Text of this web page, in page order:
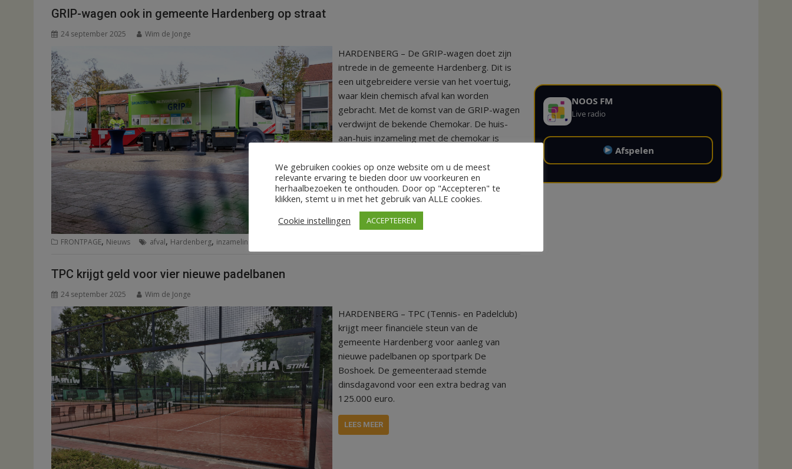
GRIP-wagen ook in gemeente Hardenberg op straat
24 september 2025 Wim de Jonge
HARDENBERG – De GRIP-wagen doet zijn
intrede in de gemeente Hardenberg. Dit is
een uitgebreidere versie van het voertuig,
waar klein chemisch afval kan worden
gebracht. Met de komst van de GRIP-wagen
verdwijnt de bekende Chemokar. De huis-
aan-huis inzameling met de chemokar is
LEES MEER
FRONTPAGE, Nieuws afval, Hardenberg, inzameling
TPC krijgt geld voor vier nieuwe padelbanen
24 september 2025 Wim de Jonge
HARDENBERG – TPC (Tennis- en Padelclub)
krijgt meer financiële steun van de
gemeente Hardenberg voor aanleg van
nieuwe padelbanen op sportpark De
Boshoek. De gemeenteraad stemde
dinsdagavond voor een extra bedrag van
125.000 euro.
LEES MEER
NOOS FM
Live radio
Afspelen
We gebruiken cookies op onze website om u de meest
relevante ervaring te bieden door uw voorkeuren en
herhaalbezoeken te onthouden. Door op "Accepteren" te
klikken, stemt u in met het gebruik van ALLE cookies.
Cookie instellingen
ACCEPTEEREN